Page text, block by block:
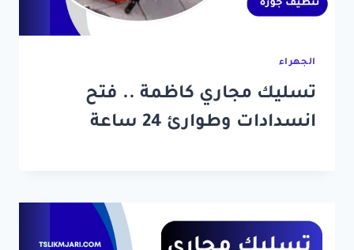
الجهراء
تسليك مجاري كاظمة .. فتح
انسدادات وطوارئ 24 ساعة